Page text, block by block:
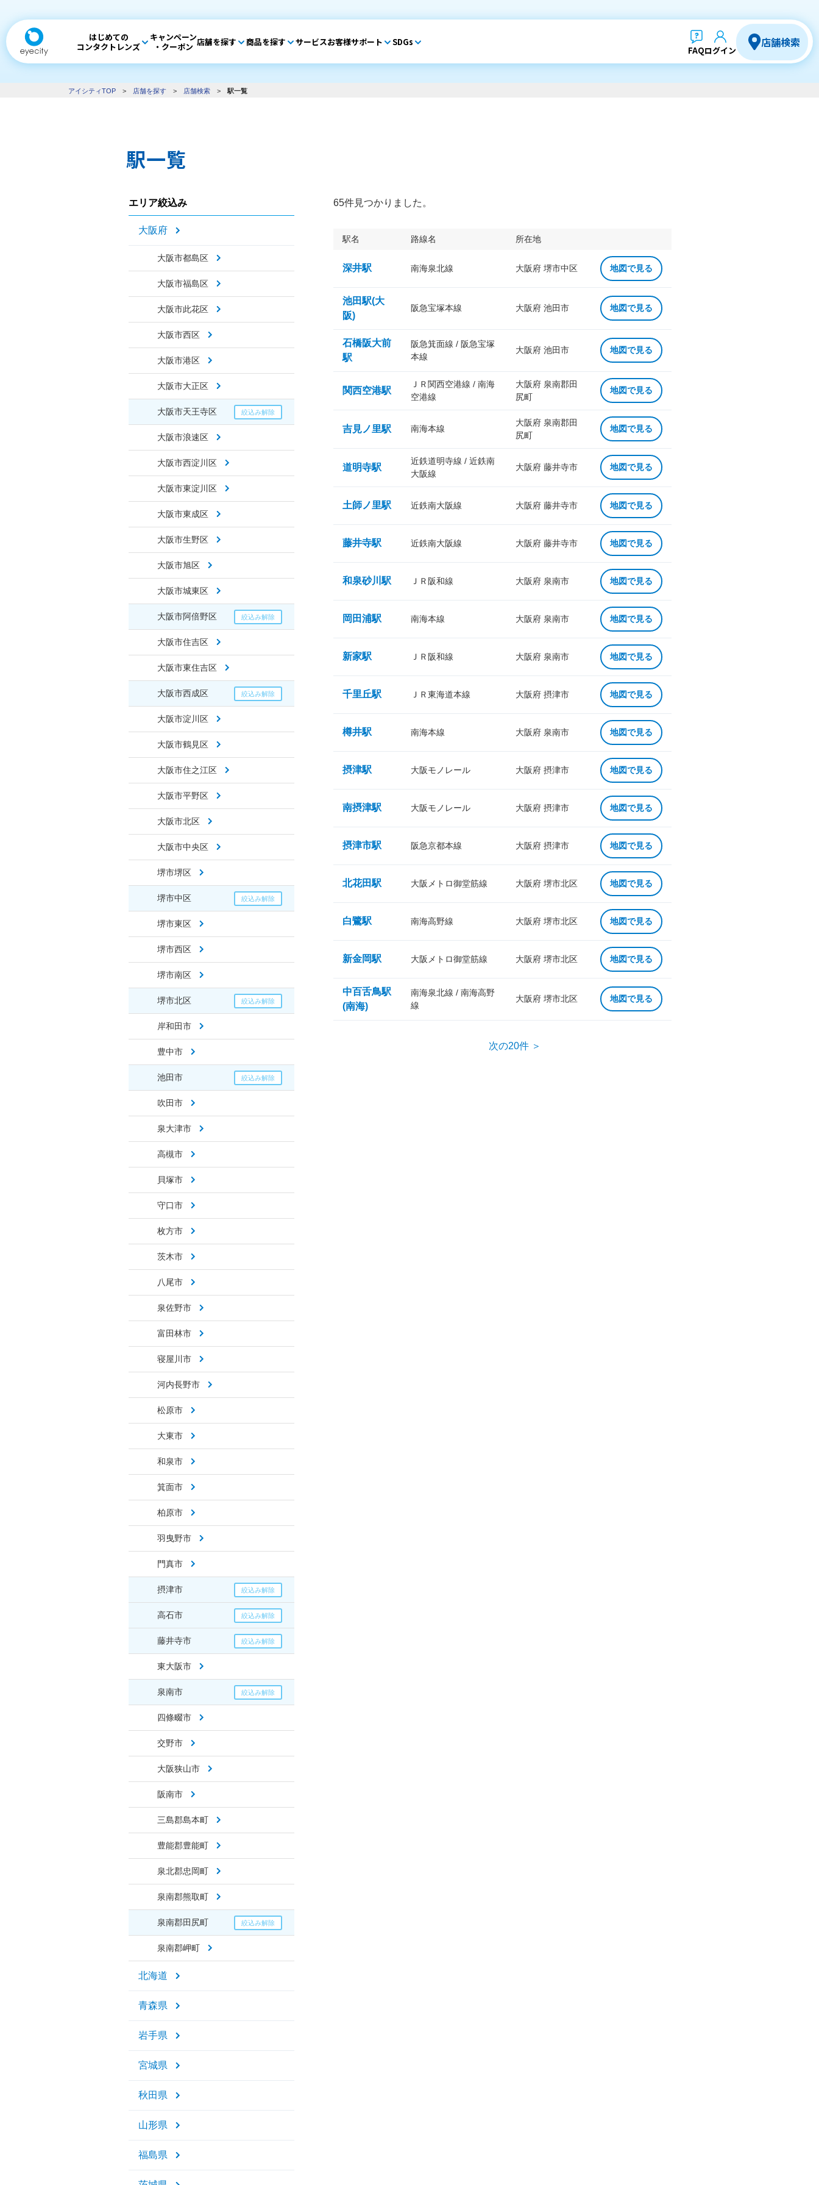
はじめての
コンタクトレンズ
キャンペーン
・クーポン 店舗を探す 商品を探す サービスお客様サポート SDGs
FAQログイン
店舗検索
アイシティTOP > 店舗を探す > 店舗検索 > 駅一覧
駅一覧
エリア絞込み
大阪府
大阪市都島区
大阪市福島区
大阪市此花区
大阪市西区
大阪市港区
大阪市大正区
大阪市天王寺区
大阪市浪速区
大阪市西淀川区
大阪市東淀川区
大阪市東成区
大阪市生野区
大阪市旭区
大阪市城東区
大阪市阿倍野区
大阪市住吉区
大阪市東住吉区
大阪市西成区
大阪市淀川区
大阪市鶴見区
大阪市住之江区
大阪市平野区
大阪市北区
大阪市中央区
堺市堺区
堺市中区
堺市東区
堺市西区
堺市南区
堺市北区
岸和田市
豊中市
池田市
吹田市
泉大津市
高槻市
貝塚市
守口市
枚方市
茨木市
八尾市
泉佐野市
富田林市
寝屋川市
河内長野市
松原市
大東市
和泉市
箕面市
柏原市
羽曳野市
門真市
摂津市
高石市
藤井寺市
東大阪市
泉南市
四條畷市
交野市
大阪狭山市
阪南市
三島郡島本町
豊能郡豊能町
泉北郡忠岡町
泉南郡熊取町
泉南郡田尻町
泉南郡岬町
北海道
青森県
岩手県
宮城県
秋田県
山形県
福島県
65件見つかりました。
駅名 路線名 所在地
深井駅 南海泉北線 大阪府 堺市中区 地図で見る
池田駅(大
阪)
阪急宝塚本線 大阪府 池田市 地図で見る
石橋阪大前
駅
阪急箕面線 / 阪急宝塚
本線
大阪府 池田市 地図で見る
関西空港駅
ＪＲ関西空港線 / 南海
空港線
大阪府 泉南郡田
尻町
地図で見る
吉見ノ里駅 南海本線
大阪府 泉南郡田
尻町
地図で見る
道明寺駅
近鉄道明寺線 / 近鉄南
大阪線
大阪府 藤井寺市 地図で見る
土師ノ里駅 近鉄南大阪線 大阪府 藤井寺市 地図で見る
藤井寺駅 近鉄南大阪線 大阪府 藤井寺市 地図で見る
和泉砂川駅 ＪＲ阪和線 大阪府 泉南市 地図で見る
岡田浦駅 南海本線 大阪府 泉南市 地図で見る
新家駅 ＪＲ阪和線 大阪府 泉南市 地図で見る
千里丘駅 ＪＲ東海道本線 大阪府 摂津市 地図で見る
樽井駅 南海本線 大阪府 泉南市 地図で見る
摂津駅 大阪モノレール 大阪府 摂津市 地図で見る
南摂津駅 大阪モノレール 大阪府 摂津市 地図で見る
摂津市駅 阪急京都本線 大阪府 摂津市 地図で見る
北花田駅 大阪メトロ御堂筋線 大阪府 堺市北区 地図で見る
白鷺駅 南海高野線 大阪府 堺市北区 地図で見る
新金岡駅 大阪メトロ御堂筋線 大阪府 堺市北区 地図で見る
中百舌鳥駅
(南海)
南海泉北線 / 南海高野
線
大阪府 堺市北区 地図で見る
次の20件 ＞